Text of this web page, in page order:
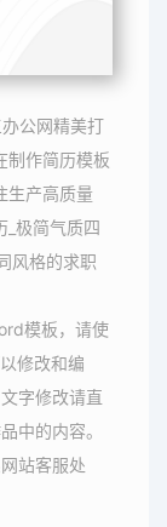
公网精美打
制作简历模板
生产高质量
_极简气质四
风格的求职
模板，请使
修改和编
字修改请直
中的内容。
站客服处